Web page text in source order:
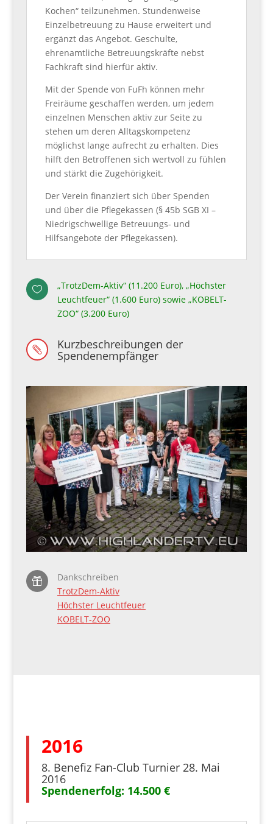
Kochen“ teilzunehmen. Stundenweise
Einzelbetreuung zu Hause erweitert und
ergänzt das Angebot. Geschulte,
ehrenamtliche Betreuungskräfte nebst
Fachkraft sind hierfür aktiv.
Mit der Spende von FuFh können mehr
Freiräume geschaffen werden, um jedem
einzelnen Menschen aktiv zur Seite zu
stehen um deren Alltagskompetenz
möglichst lange aufrecht zu erhalten. Dies
hilft den Betroffenen sich wertvoll zu fühlen
und stärkt die Zugehörigkeit.
Der Verein finanziert sich über Spenden
und über die Pflegekassen (§ 45b SGB XI –
Niedrigschwellige Betreuungs- und
Hilfsangebote der Pflegekassen).

„TrotzDem-Aktiv“ (11.200 Euro), „Höchster
Leuchtfeuer“ (1.600 Euro) sowie „KOBELT-
ZOO“ (3.200 Euro)
 Kurzbeschreibungen der
Spendenempfänger

Dankschreiben
TrotzDem-Aktiv
Höchster Leuchtfeuer
KOBELT-ZOO
2016
8. Benefiz Fan-Club Turnier 28. Mai
2016
Spendenerfolg: 14.500 €